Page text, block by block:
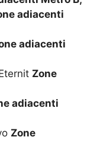
adiacenti
adiacenti
Zone
adiacenti
Zone